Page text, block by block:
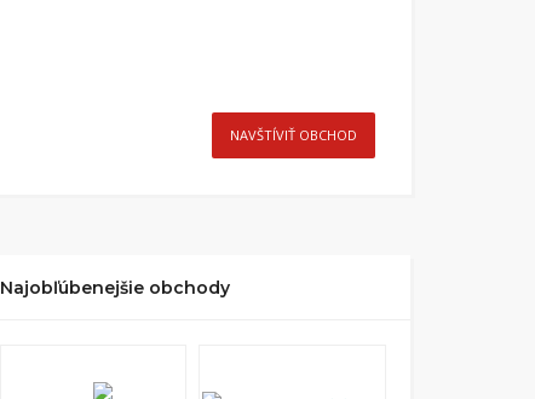
NAVŠTÍVIŤ OBCHOD
Najobľúbenejšie obchody